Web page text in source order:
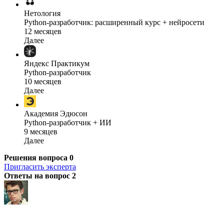
Нетология
Python-разработчик: расширенный курс + нейросети
12 месяцев
Далее
Яндекс Практикум
Python-разработчик
10 месяцев
Далее
Академия Эдюсон
Python-разработчик + ИИ
9 месяцев
Далее
Решения вопроса 0
Пригласить эксперта
Ответы на вопрос 2